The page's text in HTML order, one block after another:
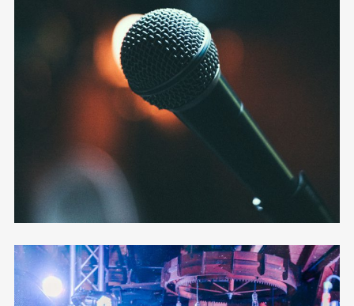
Sledujte nás na
Shooting
12 photos Live